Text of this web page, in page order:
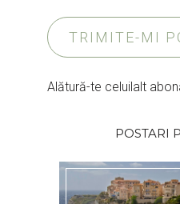
TRIMITE-MI
Alătură-te celuilalt
POSTARI